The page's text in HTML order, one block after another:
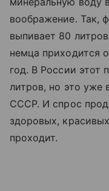
воображение. Так,
выпивает 80
немца приходится
год. В России этот
литров, но это уже
СССР. И спрос
здоровых,
проходит.